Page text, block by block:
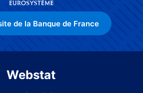
de la Banque de France
Webstat